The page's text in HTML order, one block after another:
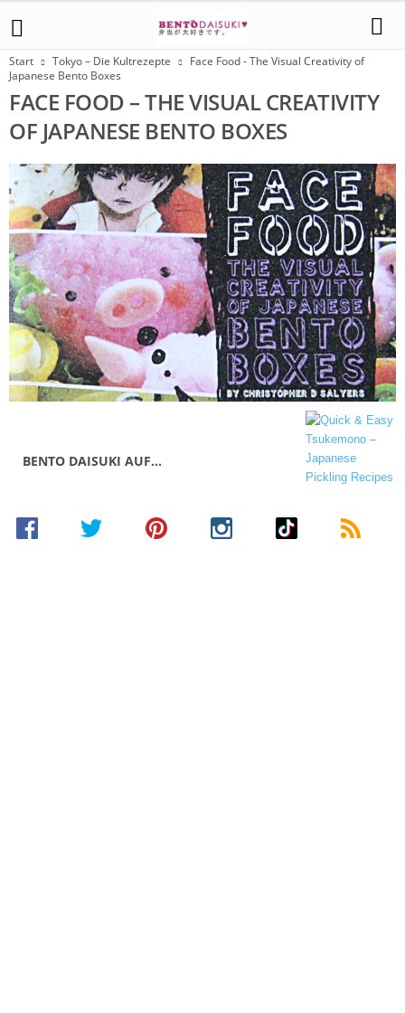
Start Tokyo – Die Kultrezepte
Face Food - The Visual Creativity of
Japanese Bento Boxes
FACE FOOD – THE VISUAL CREATIVITY
OF JAPANESE BENTO BOXES
BENTO DAISUKI AUF…